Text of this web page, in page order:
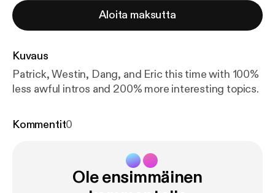
Aloita maksutta
Kuvaus
Patrick, Westin, Dang, and Eric this time with 100%
less awful intros and 200% more interesting topics.
Kommentit0
Ole ensimmäinen